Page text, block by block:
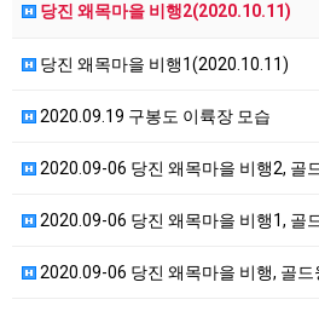
당진 왜목마을 비행2(2020.10.11)
당진 왜목마을 비행1(2020.10.11)
2020.09.19 구봉도 이륙장 모습
2020.09-06 당진 왜목마을 비행2, 골
2020.09-06 당진 왜목마을 비행1, 골
2020.09-06 당진 왜목마을 비행, 골드